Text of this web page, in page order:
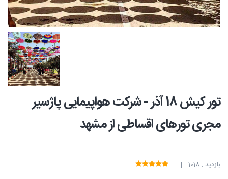
تور کیش 18 آذر - شرکت هواپیمایی پاژسیر
مجری تورهای اقساطی از مشهد
بازدید : 1018 |